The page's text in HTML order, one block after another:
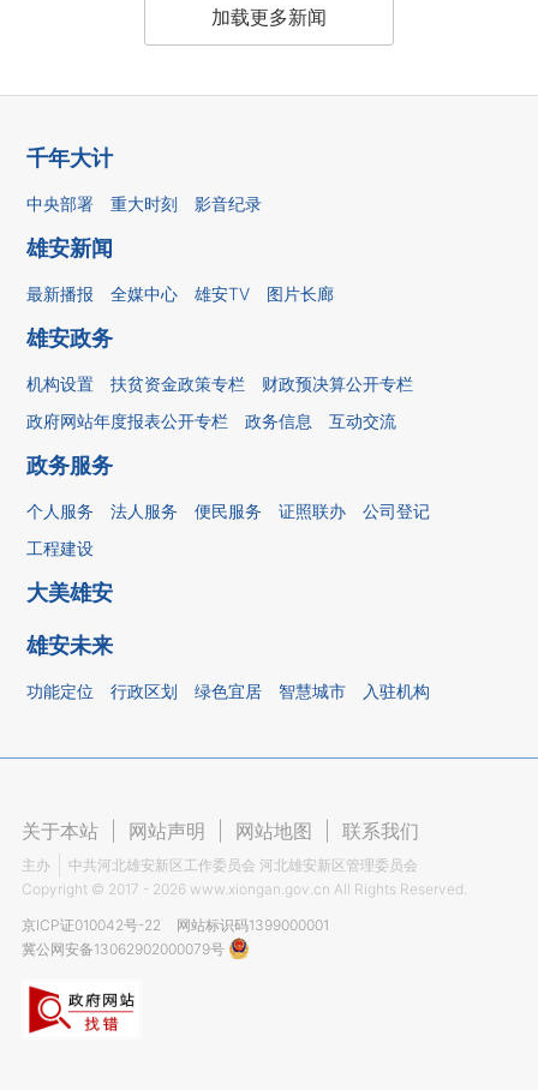
加载更多新闻
千年大计
中央部署 重大时刻 影音纪录
雄安新闻
最新播报 全媒中心 雄安TV 图片长廊
雄安政务
机构设置 扶贫资金政策专栏
财政预决算公开专栏
政府网站年度报表公开专栏
政务信息 互动交流
政务服务
个人服务 法人服务 便民服务 证照联办
公司登记
工程建设
大美雄安
雄安未来
功能定位 行政区划 绿色宜居 智慧城市 入驻机构
关于本站 网站声明 网站地图 联系我们
主办
中共河北雄安新区工作委员会 河北雄安新区管理委员会
Copyright © 2017 - 2026 www.xiongan.gov.cn All Rights Reserved.
京ICP证010042号-22
网站标识码1399000001
冀公网安备13062902000079号